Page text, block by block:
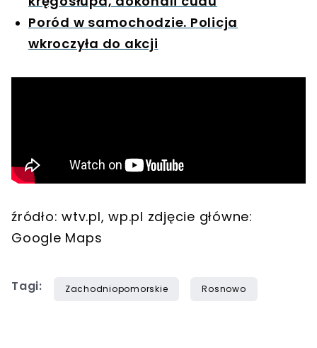
Poród w samochodzie. Policja
wkroczyła do akcji
źródło: wtv.pl, wp.pl zdjęcie główne:
Google Maps
Tagi: Zachodniopomorskie Rosnowo